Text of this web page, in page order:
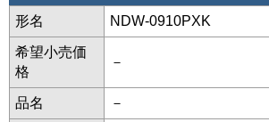
形名 NDW-0910PXK
希望小売価
格
－
品名 －